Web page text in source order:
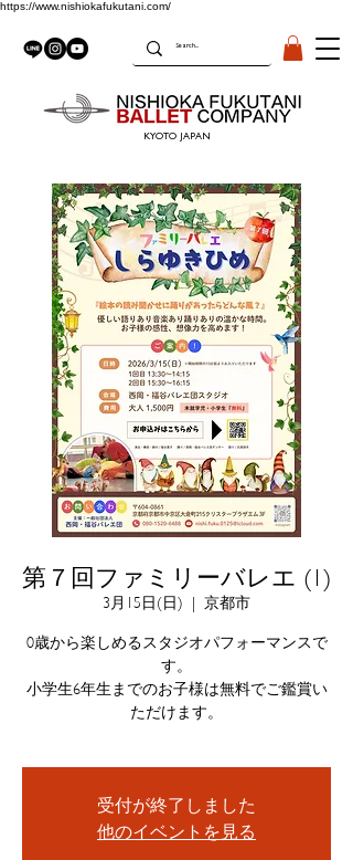
https://www.nishiokafukutani.com/
KYOTO JAPAN
第７回ファミリーバレエ (1)
3月15日(日) 京都市
0歳から楽しめるスタジオパフォーマンスで
す。
小学生6年生までのお子様は無料でご鑑賞い
ただけます。
受付が終了しました
他のイベントを見る